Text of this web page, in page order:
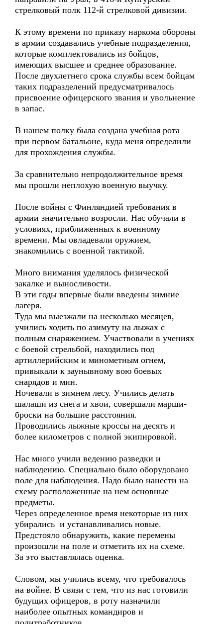
стрелковый полк 112-й стрелковой дивизии.
К этому времени по приказу наркома обороны
в армии создавались учебные подразделения,
которые комплектовались из бойцов,
имеющих высшее и среднее образование.
После двухлетнего срока службы всем бойцам
таких подразделений предусматривалось
присвоение офицерского звания и увольнение
в запас.
В нашем полку была создана учебная рота
при первом батальоне, куда меня определили
для прохождения службы.
За сравнительно непродолжительное время
мы прошли неплохую военную выучку.
После войны с Финляндией требования в
армии значительно возросли. Нас обучали в
условиях, приближенных к военному
времени. Мы овладевали оружием,
знакомились с военной тактикой.
Много внимания уделялось физической
закалке и выносливости.
В эти годы впервые были введены зимние
лагеря.
Туда мы выезжали на несколько месяцев,
учились ходить по азимуту на лыжах с
полным снаряжением. Участвовали в учениях
с боевой стрельбой, находились под
артиллерийским и минометным огнем,
привыкали к заунывному вою боевых
снарядов и мин.
Ночевали в зимнем лесу. Учились делать
шалаши из снега и хвои, совершали марши-
броски на большие расстояния.
Проводились лыжные кроссы на десять и
более километров с полной экипировкой.
Нас много учили ведению разведки и
наблюдению. Специально было оборудовано
поле для наблюдения. Надо было нанести на
схему расположенные на нем основные
предметы.
Через определенное время некоторые из них
убирались и устанавливались новые.
Предстояло обнаружить, какие перемены
произошли на поле и отметить их на схеме.
За это выставлялась оценка.
Словом, мы учились всему, что требовалось
на войне. В связи с тем, что из нас готовили
будущих офицеров, в роту назначили
наиболее опытных командиров и